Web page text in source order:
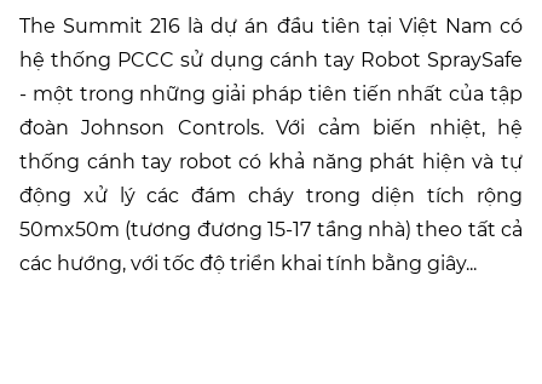
The Summit 216 là dự án đầu tiên tại Việt Nam có
hệ thống PCCC sử dụng cánh tay Robot SpraySafe
- một trong những giải pháp tiên tiến nhất của tập
đoàn Johnson Controls. Với cảm biến nhiệt, hệ
thống cánh tay robot có khả năng phát hiện và tự
động xử lý các đám cháy trong diện tích rộng
50mx50m (tương đương 15-17 tầng nhà) theo tất cả
các hướng, với tốc độ triển khai tính bằng giây...